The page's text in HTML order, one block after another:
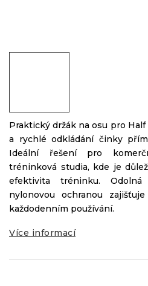
Praktický držák na osu pro
a rychlé odkládání činky
Ideální řešení pro
tréninková studia, kde je
efektivita tréninku.
nylonovou ochranou
každodenním používání.
Více informací